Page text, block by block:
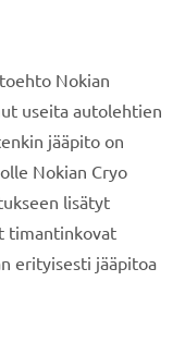
Nokian
useita autolehtien
jääpito on
Nokian Cryo
lisätyt
timantinkovat
erityisesti jääpitoa